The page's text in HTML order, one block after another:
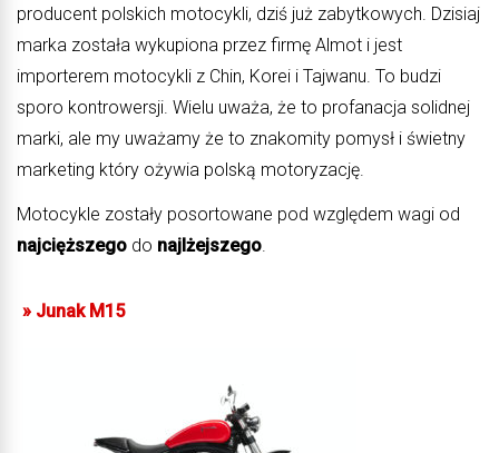
producent polskich motocykli, dziś już zabytkowych. Dzisiaj
marka została wykupiona przez firmę Almot i jest
importerem motocykli z Chin, Korei i Tajwanu. To budzi
sporo kontrowersji. Wielu uważa, że to profanacja solidnej
marki, ale my uważamy że to znakomity pomysł i świetny
marketing który ożywia polską motoryzację.
Motocykle zostały posortowane pod względem wagi od
najcięższego do najlżejszego.
» Junak M15